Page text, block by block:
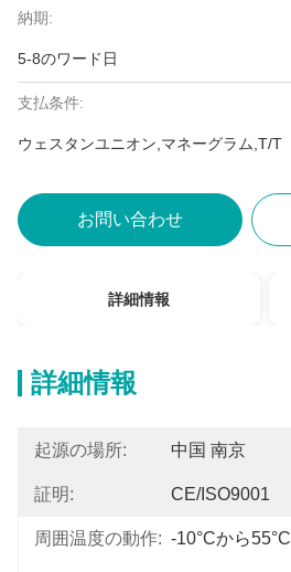
納期:
5-8のワード日
支払条件:
ウェスタンユニオン,マネーグラム,T/T
お問い合わせ
詳細情報
詳細情報
起源の場所: 中国 南京
証明: CE/ISO9001
周囲温度の動作: -10°Cから55°C